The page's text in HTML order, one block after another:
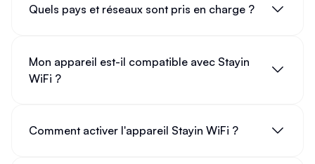
Quels pays et réseaux sont pris en charge ?
Mon appareil est-il compatible avec Stayin
WiFi ?
Comment activer l'appareil Stayin WiFi ?